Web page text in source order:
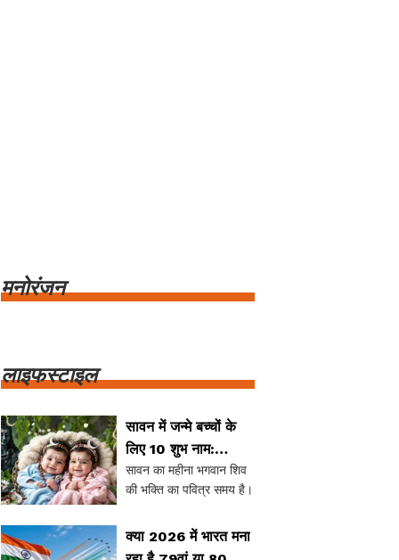
मनोरंजन
लाइफस्टाइल
सावन में जन्मे बच्चों के
लिए 10 शुभ नाम:
आध्यात्मिकता और
सुंदरता का संगम
सावन का महीना भगवान शिव
की भक्ति का पवित्र समय है।
विशेष आशीर्वाद मिलता है।
यदि आप अपने बच्चे के लिए
क्या 2026 में भारत मना